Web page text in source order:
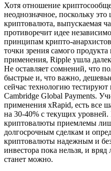
Хотя отношение
неоднозначное, поскольку это
криптовалюта, выпускаемая
противоречит идее
принципам крипто-
точки зрения самого
применения, Ripple ушла
Не оставляет сомнений, что
быстрые и, что важно,
сейчас технологию
Cambridge Global Payments.
применения xRapid, есть все
на 30-40% с текущих
криптовалюты приемлемы
долгосрочным сделкам и
криптовалюты надежным и
инвестора пока нельзя, и
станет можно.